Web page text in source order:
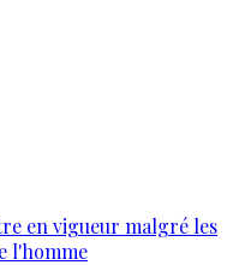
en vigueur malgré les
l'homme